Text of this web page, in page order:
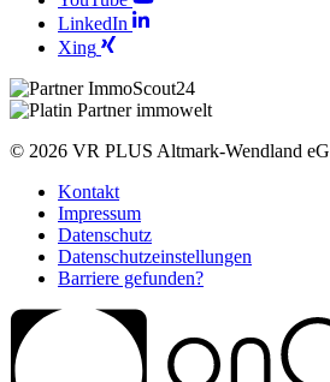
LinkedIn
Xing
© 2026 VR PLUS Altmark-Wendland eG
Kontakt
Impressum
Datenschutz
Datenschutzeinstellungen
Barriere gefunden?